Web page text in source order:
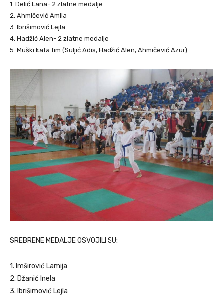
1. Delić Lana- 2 zlatne medalje
2. Ahmičević Amila
3. Ibrišimović Lejla
4. Hadžić Alen- 2 zlatne medalje
5. Muški kata tim (Suljić Adis, Hadžić Alen, Ahmičević Azur)
SREBRENE MEDALJE OSVOJILI SU:
1. Imširović Lamija
2. Džanić Inela
3. Ibrišimović Lejla